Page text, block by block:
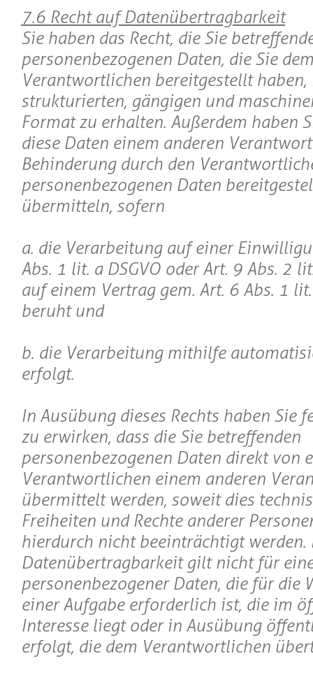
7.6 Recht auf Datenübertragbarkeit
Sie haben das Recht, die Sie
personenbezogenen Daten, die Sie dem
Verantwortlichen bereitgestellt haben,
strukturierten, gängigen und
Format zu erhalten. Außerdem haben
diese Daten einem anderen
Behinderung durch den
personenbezogenen Daten
übermitteln, sofern
a. die Verarbeitung auf einer
Abs. 1 lit. a DSGVO oder Art. 9 Abs. 2
auf einem Vertrag gem. Art. 6 Abs. 1 lit.
beruht und
b. die Verarbeitung mithilfe
erfolgt.
In Ausübung dieses Rechts haben Sie
zu erwirken, dass die Sie betreffenden
personenbezogenen Daten direkt von
Verantwortlichen einem anderen
übermittelt werden, soweit dies
Freiheiten und Rechte anderer
hierdurch nicht beeinträchtigt werden.
Datenübertragbarkeit gilt nicht für
personenbezogener Daten, die für die
einer Aufgabe erforderlich ist, die im
Interesse liegt oder in Ausübung
erfolgt, die dem Verantwortlichen